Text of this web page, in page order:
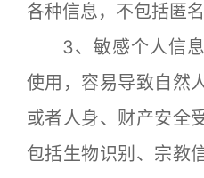
各种信息，不包括匿
3、敏感个人信息
使用，容易导致自然
或者人身、财产安全
包括生物识别、宗教